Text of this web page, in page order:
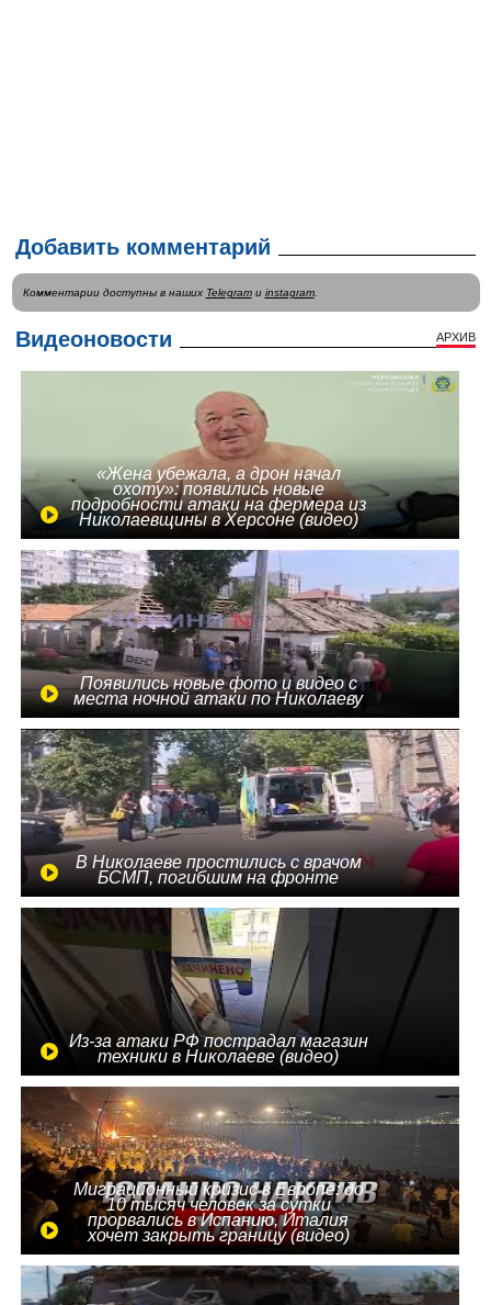
Добавить комментарий
Комментарии доступны в наших Telegramи instagram.
Видеоновости АРХИВ
«Жена убежала, а дрон начал
охоту»: появились новые
подробности атаки на фермера из
Николаевщины в Херсоне (видео)
Появились новые фото и видео с
места ночной атаки по Николаеву
В Николаеве простились с врачом
БСМП, погибшим на фронте
Из-за атаки РФ пострадал магазин
техники в Николаеве (видео)
Миграционный кризис в Европе: до
10 тысяч человек за сутки
прорвались в Испанию, Италия
хочет закрыть границу (видео)